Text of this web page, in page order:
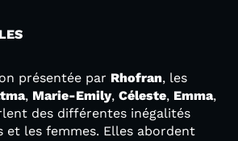
présentée par Rhofran, les
, Marie-Emily, Céleste, Emma,
des différentes inégalités
et les femmes. Elles abordent